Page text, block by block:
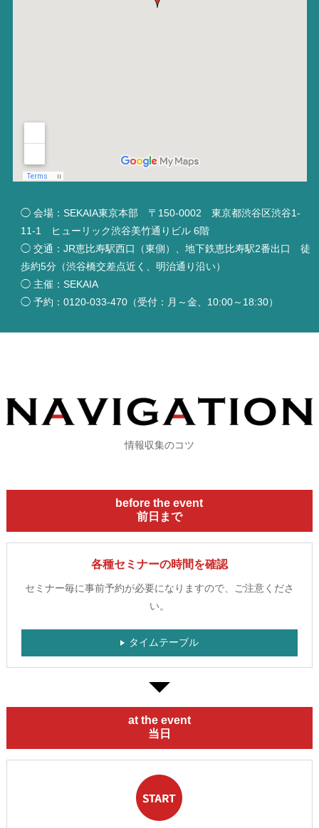
◯ 会場：SEKAIA東京本部 〒150-0002 東京都渋谷区渋谷1-
11-1 ヒューリック渋谷美竹通りビル 6階
◯ 交通：JR恵比寿駅西口（東側）、地下鉄恵比寿駅2番出口 徒
歩約5分（渋谷橋交差点近く、明治通り沿い）
◯ 主催：SEKAIA
◯ 予約：0120-033-470（受付：月～金、10:00～18:30）
情報収集のコツ
before the event
前日まで
各種セミナーの時間を確認
セミナー毎に事前予約が必要になりますので、ご注意くださ
い。
タイムテーブル
at the event
当日